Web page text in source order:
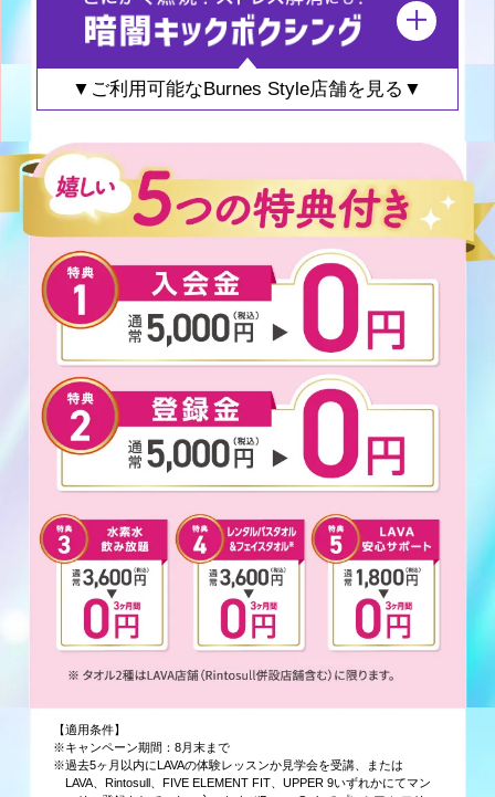
▼ご利用可能なBurnes Style店舗を見る▼
【適用条件】
※キャンペーン期間：8月末まで
※過去5ヶ月以内にLAVAの体験レッスンか見学会を受講、または
LAVA、Rintosull、FIVE ELEMENT FIT、UPPER 9いずれかにてマン